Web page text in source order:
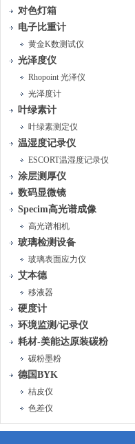
对色灯箱
电子比重计
黄金K数测试仪
光泽度仪
Rhopoint 光泽仪
光泽度计
叶绿素计
叶绿素测定仪
温湿度记录仪
ESCORT温湿度记录仪
涂层测厚仪
数码显微镜
Specim高光谱成像
高光谱相机
玻璃检测设备
玻璃表面应力仪
艾本德
移液器
硬度计
环境监测/记录仪
耗材-美能达原装碳粉
碳粉墨粉
德国BYK
桔皮仪
色差仪